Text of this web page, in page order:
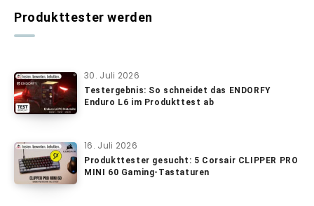
Produkttester werden
30. Juli 2026
Testergebnis: So schneidet das ENDORFY
Enduro L6 im Produkttest ab
16. Juli 2026
Produkttester gesucht: 5 Corsair CLIPPER PRO
MINI 60 Gaming-Tastaturen